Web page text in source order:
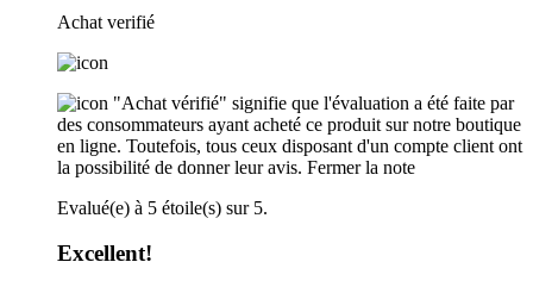
Achat verifié
"Achat vérifié" signifie que l'évaluation a été faite par
des consommateurs ayant acheté ce produit sur notre boutique
en ligne. Toutefois, tous ceux disposant d'un compte client ont
la possibilité de donner leur avis. Fermer la note
Evalué(e) à 5 étoile(s) sur 5.
Excellent!